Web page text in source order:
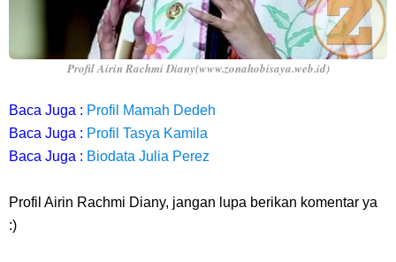
Profil Airin Rachmi Diany(www.zonahobisaya.web.id)
Baca Juga : Profil Mamah Dedeh
Baca Juga : Profil Tasya Kamila
Baca Juga : Biodata Julia Perez
Profil Airin Rachmi Diany, jangan lupa berikan komentar ya
:)